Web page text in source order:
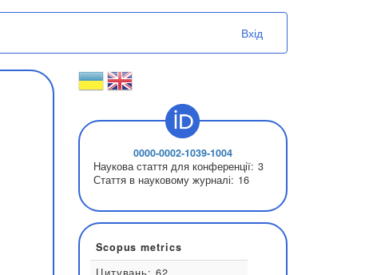
Вхід
0000-0002-1039-1004
Наукова стаття для конференції:
Стаття в науковому журналі: